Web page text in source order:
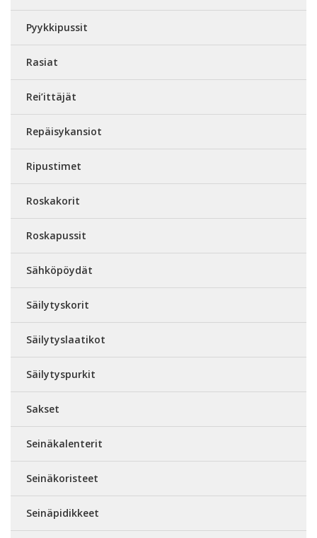
Pyykkipussit
Rasiat
Rei’ittäjät
Repäisykansiot
Ripustimet
Roskakorit
Roskapussit
Sähköpöydät
Säilytyskorit
Säilytyslaatikot
Säilytyspurkit
Sakset
Seinäkalenterit
Seinäkoristeet
Seinäpidikkeet